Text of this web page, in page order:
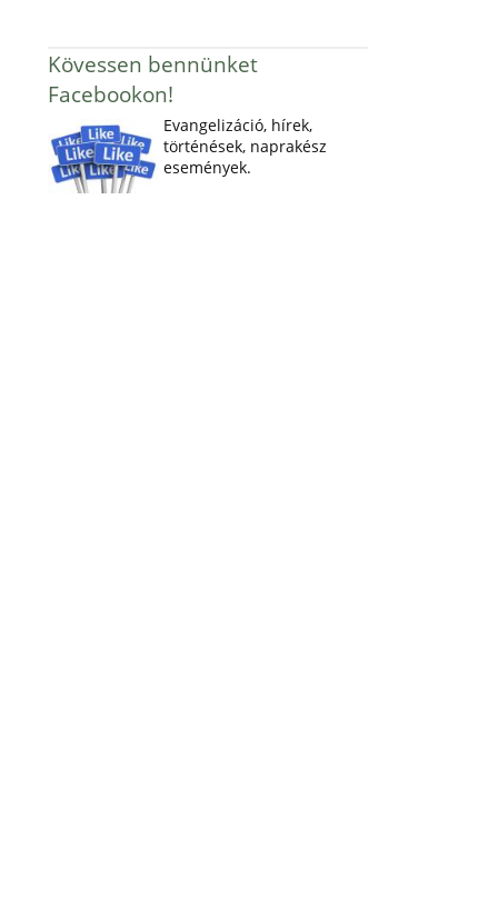
Kövessen bennünket
Facebookon!
Evangelizáció, hírek,
történések, naprakész
események.